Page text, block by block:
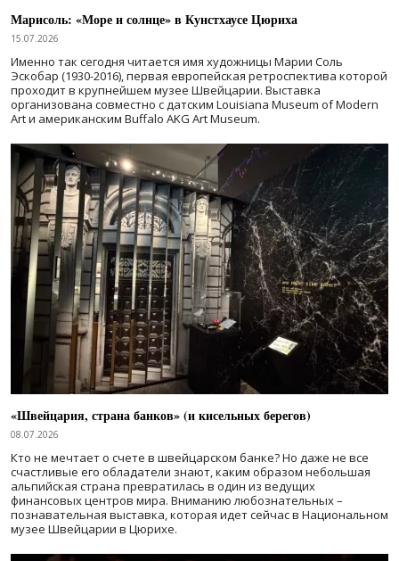
Марисоль: «Море и солнце» в Кунстхаусе Цюриха
15.07.2026
Именно так сегодня читается имя художницы Марии Соль
Эскобар (1930-2016), первая европейская ретроспектива которой
проходит в крупнейшем музее Швейцарии. Выставка
организована совместно с датским Louisiana Museum of Modern
Art и американским Buffalo AKG Art Museum.
«Швейцария, страна банков» (и кисельных берегов)
08.07.2026
Кто не мечтает о счете в швейцарском банке? Но даже не все
счастливые его обладатели знают, каким образом небольшая
альпийская страна превратилась в один из ведущих
финансовых центров мира. Вниманию любознательных –
познавательная выставка, которая идет сейчас в Национальном
музее Швейцарии в Цюрихе.